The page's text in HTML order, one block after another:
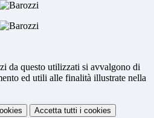
da questo utilizzati si avvalgono di
ed utili alle finalità illustrate nella
Accetta tutti i cookies